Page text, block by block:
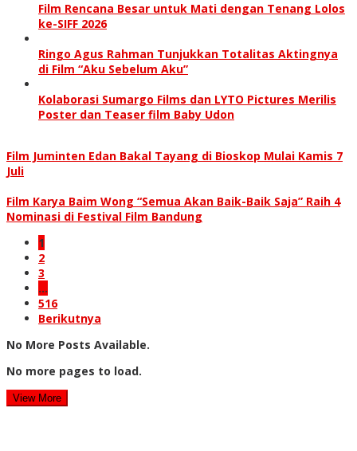
Film Rencana Besar untuk Mati dengan Tenang Lolos
ke-SIFF 2026
Ringo Agus Rahman Tunjukkan Totalitas Aktingnya
di Film “Aku Sebelum Aku”
Kolaborasi Sumargo Films dan LYTO Pictures Merilis
Poster dan Teaser film Baby Udon
Film Juminten Edan Bakal Tayang di Bioskop Mulai Kamis 7
Juli
Film Karya Baim Wong “Semua Akan Baik-Baik Saja” Raih 4
Nominasi di Festival Film Bandung
1
2
3
…
516
Berikutnya
No More Posts Available.
No more pages to load.
View More